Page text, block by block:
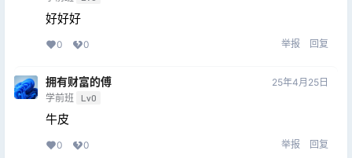
好好好
0 0 举报 回复
拥有财富的傅
学前班 Lv0
25年4月25日
牛皮
0 0 举报 回复